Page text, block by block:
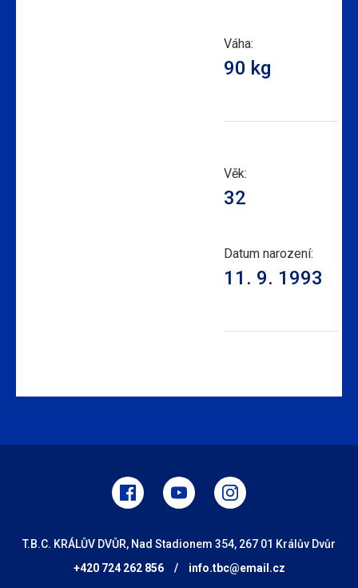
Váha:
90 kg
Věk:
32
Datum narození:
11. 9. 1993
T.B.C. KRÁLŮV DVŮR, Nad Stadionem 354, 267 01 Králův Dvůr
+420 724 262 856
/ info.tbc@email.cz